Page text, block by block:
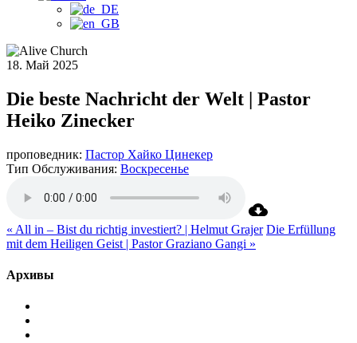
18. Май 2025
Die beste Nachricht der Welt | Pastor
Heiko Zinecker
проповедник: Пастор Хайко Цинекер
Тип Обслуживания: Воскресенье
« All in – Bist du richtig investiert? | Helmut Grajer Die Erfüllung
mit dem Heiligen Geist | Pastor Graziano Gangi »
Архивы